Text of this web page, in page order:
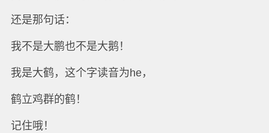
还是那句话：
我不是大鹏也不是大鹅！
我是大鹤，这个字读音为he，
鹤立鸡群的鹤！
记住哦！